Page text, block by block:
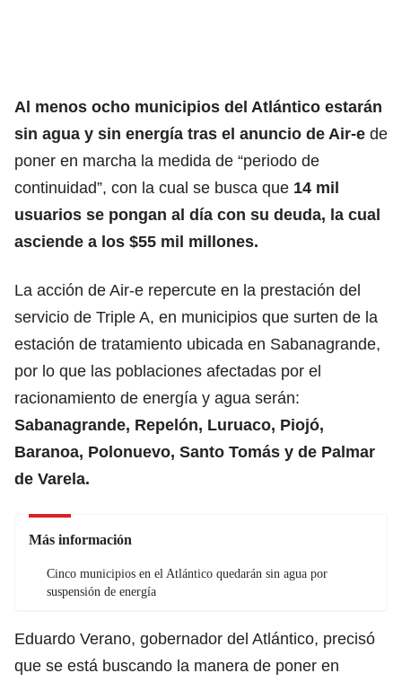
Al menos ocho municipios del Atlántico estarán
sin agua y sin energía tras el anuncio de Air-e de
poner en marcha la medida de “periodo de
continuidad”, con la cual se busca que 14 mil
usuarios se pongan al día con su deuda, la cual
asciende a los $55 mil millones.
La acción de Air-e repercute en la prestación del
servicio de Triple A, en municipios que surten de la
estación de tratamiento ubicada en Sabanagrande,
por lo que las poblaciones afectadas por el
racionamiento de energía y agua serán:
Sabanagrande, Repelón, Luruaco, Piojó,
Baranoa, Polonuevo, Santo Tomás y de Palmar
de Varela.
Más información
Cinco municipios en el Atlántico quedarán sin agua por
suspensión de energía
Eduardo Verano, gobernador del Atlántico, precisó
que se está buscando la manera de poner en